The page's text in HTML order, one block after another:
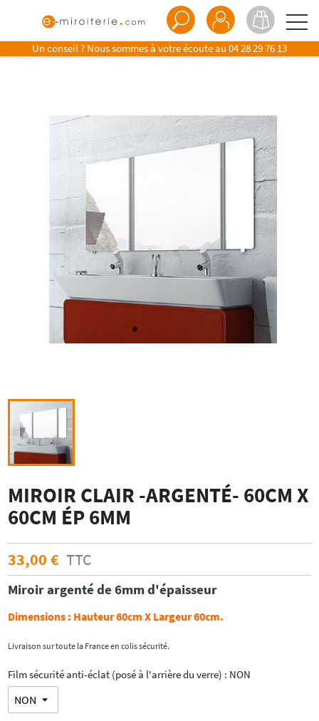
Un conseil ? Nous sommes à votre écoute au 04 28 29 76 13
MIROIR CLAIR -ARGENTÉ- 60CM X
60CM ÉP 6MM
33,00 € TTC
Miroir argenté de 6mm d'épaisseur
Dimensions : Hauteur 60cm X Largeur 60cm.
Livraison sur toute la France en colis sécurité.
Film sécurité anti-éclat (posé à l'arrière du verre) : NON